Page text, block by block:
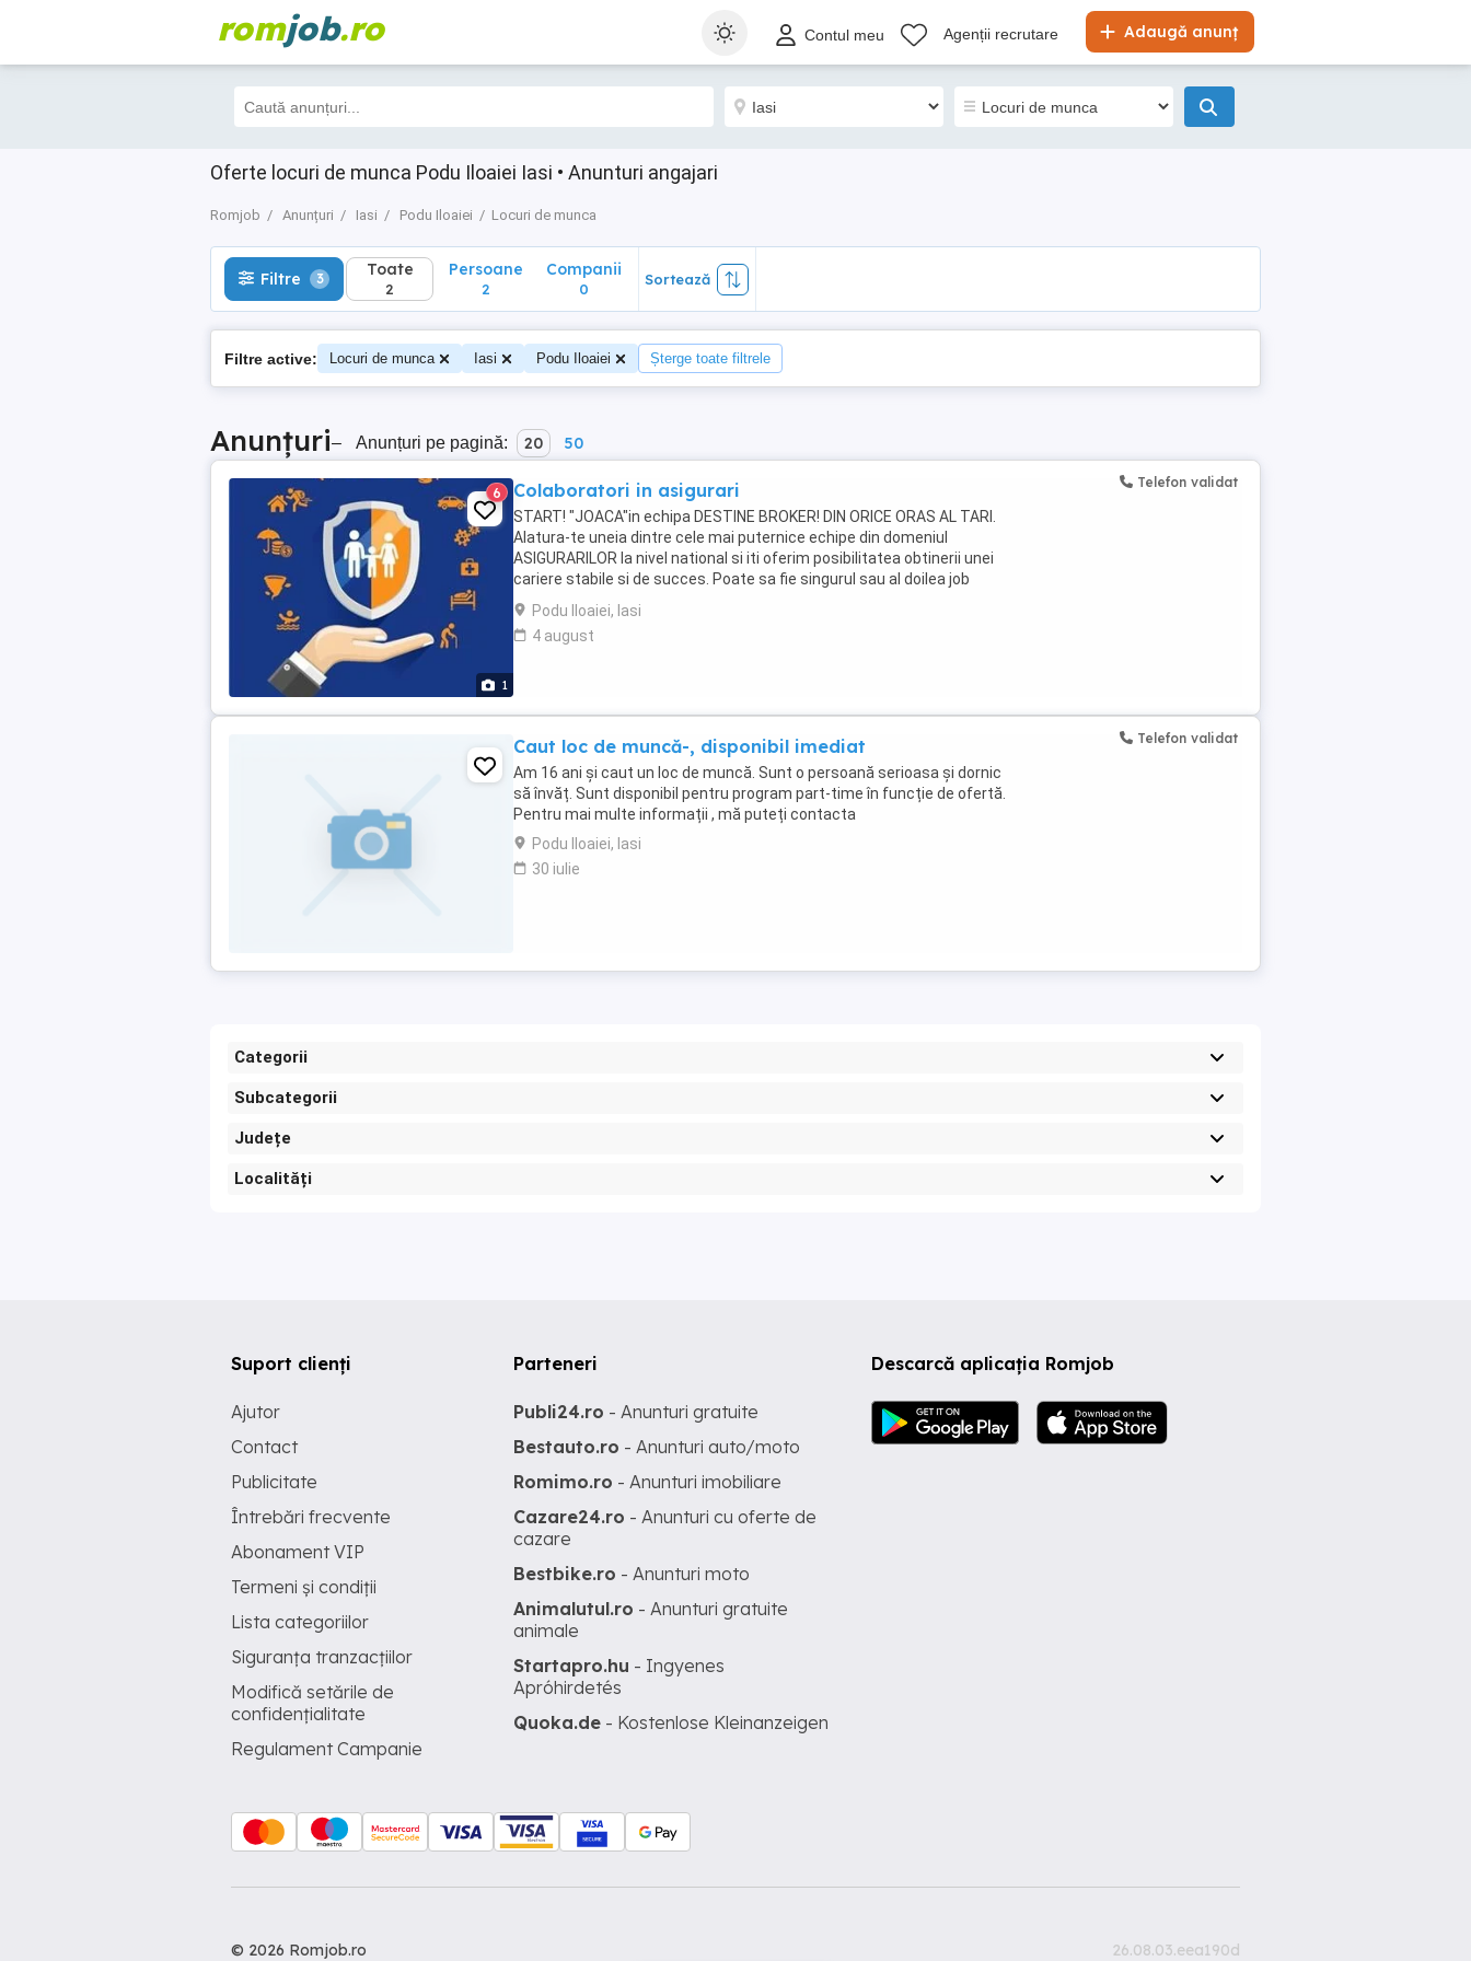
romjob.ro Adaugă anunț
Contul meu Agenții recrutare
Oferte locuri de munca Podu Iloaiei Iasi • Anunturi angajari
Romjob Anunțuri Iasi Podu Iloaiei Locuri de munca
Filtre 3 Toate
2
Filtre 3 Toate
2
Persoane
2
Companii
0
Sortează
Filtre active: Locuri de munca Iasi Podu Iloaiei Șterge toate filtrele
Anunțuri– Anunțuri pe pagină: 20 50
1
6 Colaboratori in asigurari
START! "JOACA"in echipa DESTINE BROKER! DIN ORICE ORAS AL TARI.
Alatura-te uneia dintre cele mai puternice echipe din domeniul
ASIGURARILOR la nivel national si iti oferim posibilitatea obtinerii unei
cariere stabile si de succes. Poate sa fie singurul sau al doilea job
pentru dumneavoastra dar, cu siguranta ...
Podu Iloaiei, Iasi
4 august
Telefon validat
Caut loc de muncă-, disponibil imediat
Am 16 ani și caut un loc de muncă. Sunt o persoană serioasa și dornic
să învăț. Sunt disponibil pentru program part-time în funcție de ofertă.
Pentru mai multe informații , mă puteți contacta
Podu Iloaiei, Iasi
30 iulie
Telefon validat
Categorii
Subcategorii
Județe
Localități
Descarcă aplicația Romjob
Suport clienți
Ajutor
Contact
Publicitate
Întrebări frecvente
Abonament VIP
Termeni și condiții
Lista categoriilor
Siguranța tranzacțiilor
Modifică setările de
confidențialitate
Regulament Campanie
Parteneri
Publi24.ro - Anunturi gratuite
Bestauto.ro - Anunturi auto/moto
Romimo.ro - Anunturi imobiliare
Cazare24.ro - Anunturi cu oferte de
cazare
Bestbike.ro - Anunturi moto
Animalutul.ro - Anunturi gratuite
animale
Startapro.hu - Ingyenes
Apróhirdetés
Quoka.de - Kostenlose Kleinanzeigen
© 2026 Romjob.ro 26.08.03.eea190d